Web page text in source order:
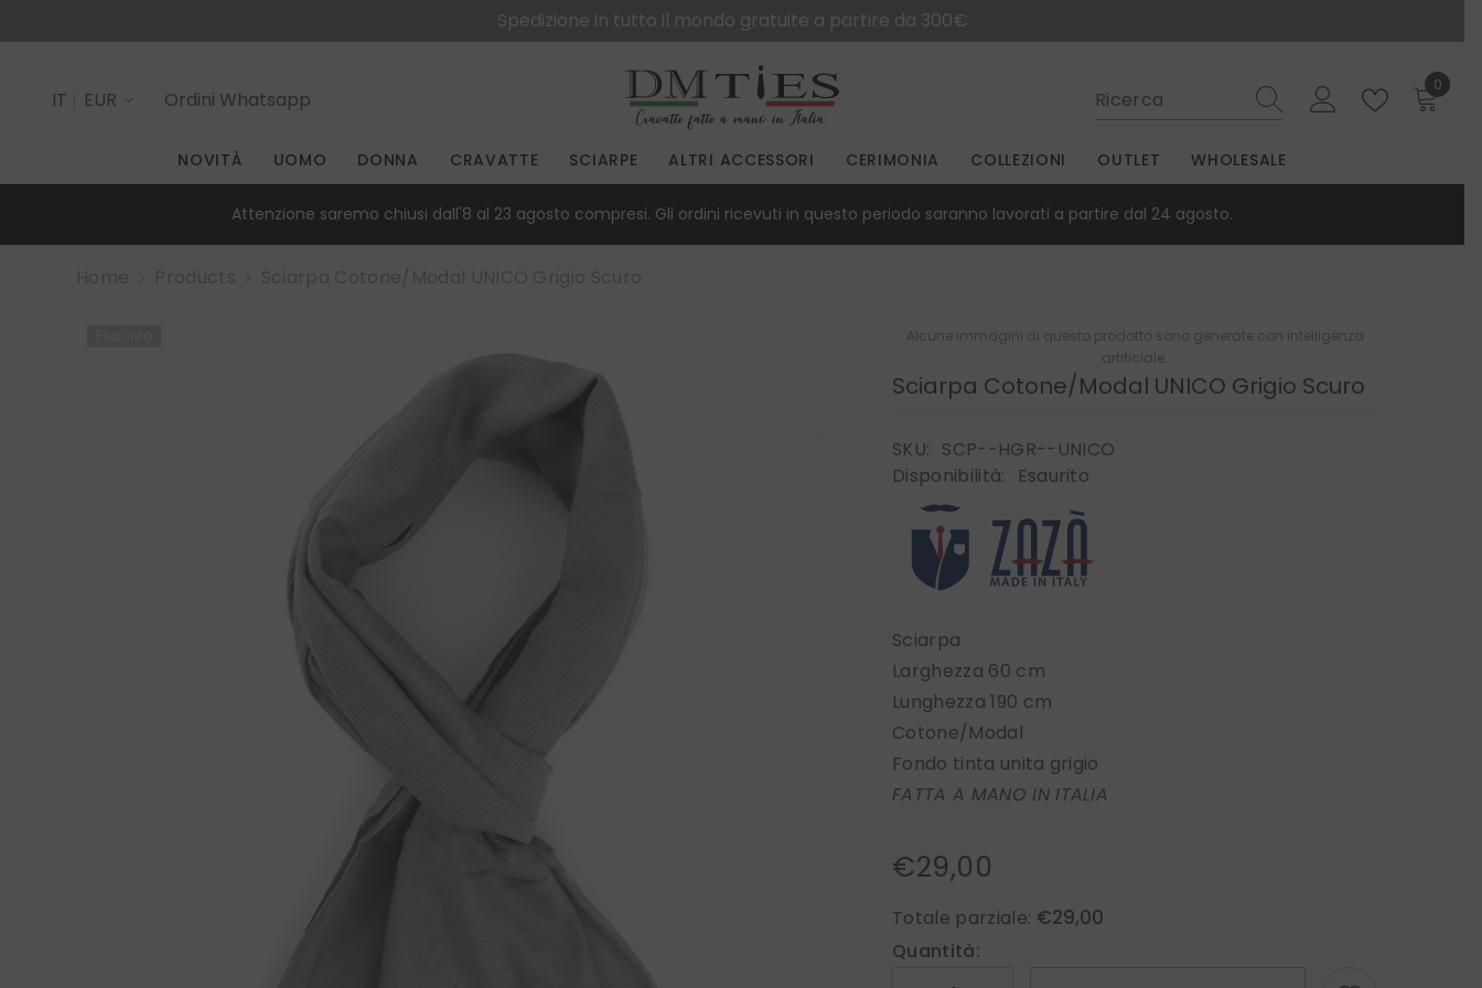
Spedizione in tutto il mondo gratuite a partire da 300€
IT
EUR Ordini Whatsapp
0
0
NOVITÀ UOMO DONNA CRAVATTE SCIARPE ALTRI ACCESSORI CERIMONIA COLLEZIONI OUTLET WHOLESALE
Attenzione saremo chiusi dall'8 al 23 agosto compresi. Gli ordini ricevuti in questo periodo saranno lavorati a partire dal 24 agosto.
Alcune immagini di questo prodotto sono generate con intelligenza
artificiale.
Sciarpa Cotone/Modal UNICO Grigio Scuro
SKU: SCP--HGR--UNICO
Disponibilità:
Esaurito
Sciarpa
Larghezza 60 cm
Lunghezza 190 cm
Cotone/Modal
Fondo tinta unita grigio
FATTA A MANO IN ITALIA
€29,00
Totale parziale: €29,00
Quantità: